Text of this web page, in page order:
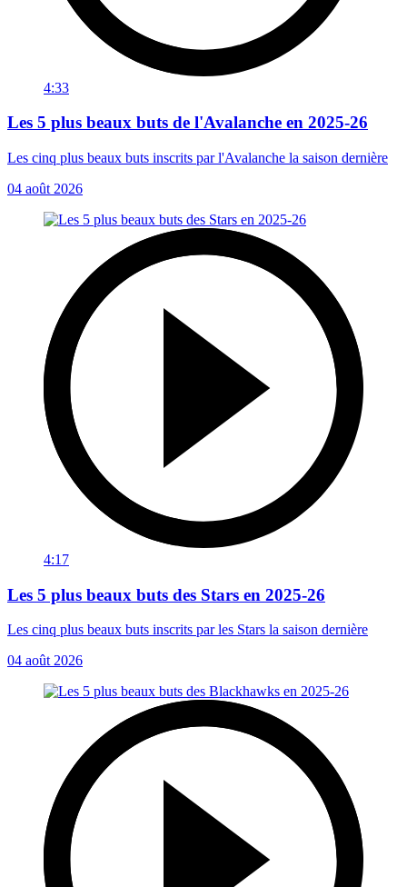
4:33
Les 5 plus beaux buts de l'Avalanche en 2025-26
Les cinq plus beaux buts inscrits par l'Avalanche la saison dernière
04 août 2026
4:17
Les 5 plus beaux buts des Stars en 2025-26
Les cinq plus beaux buts inscrits par les Stars la saison dernière
04 août 2026